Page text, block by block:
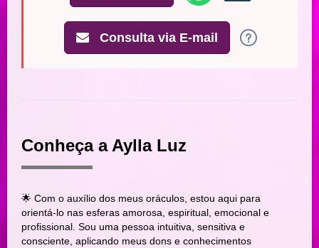
Consulta via E-mail
Conheça a Aylla Luz
🌟 Com o auxílio dos meus oráculos, estou aqui para
orientá-lo nas esferas amorosa, espiritual, emocional e
profissional. Sou uma pessoa intuitiva, sensitiva e
consciente, aplicando meus dons e conhecimentos